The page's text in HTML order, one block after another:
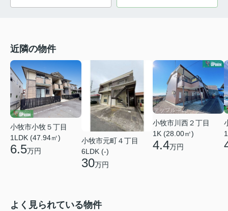
近隣の物件
小牧市小牧５丁目
1LDK (47.94㎡)
6.5万円
小牧市元町４丁目
6LDK (-)
30万円
小牧市川西２丁目
1K (28.00㎡)
4.4万円
よく見られている物件